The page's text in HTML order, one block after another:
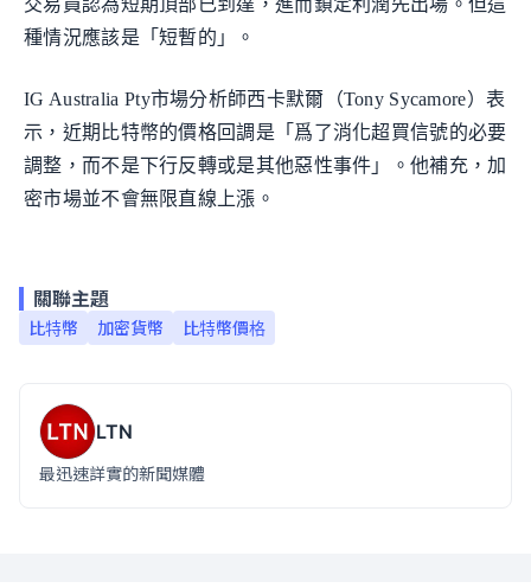
交易員認為短期頂部已到達，進而鎖定利潤先出場。但這
種情況應該是「短暫的」。
IG Australia Pty市場分析師西卡默爾（Tony Sycamore）表
示，近期比特幣的價格回調是「爲了消化超買信號的必要
調整，而不是下行反轉或是其他惡性事件」。他補充，加
密市場並不會無限直線上漲。
關聯主題
比特幣 加密貨幣 比特幣價格
LTN
最迅速詳實的新聞媒體